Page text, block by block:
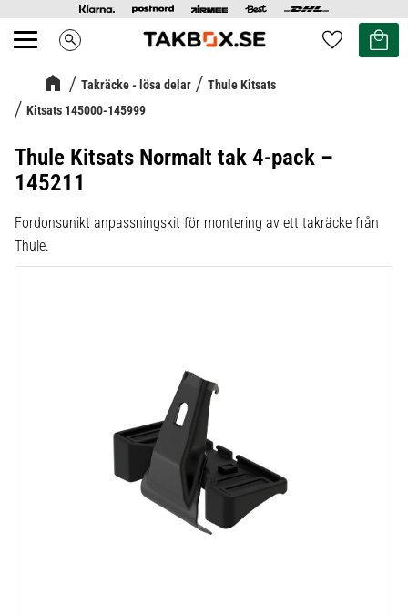
Meny search Favoriter
Kundvagn
Takräcke - lösa delar
Thule Kitsats
Kitsats 145000-145999
Thule Kitsats Normalt tak 4-pack –
145211
Fordonsunikt anpassningskit för montering av ett takräcke från
Thule.